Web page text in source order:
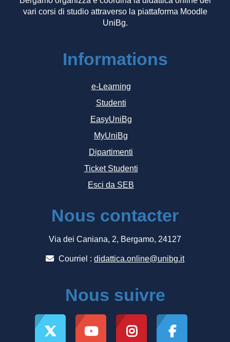
vari corsi di studio attraverso la piattaforma Moodle
UniBg.
Informations
e-Learning
Studenti
EasyUniBg
MyUniBg
Dipartimenti
Ticket Studenti
Esci da SEB
Nous contacter
Via dei Caniana, 2, Bergamo, 24127
Courriel : didattica.online@unibg.it
Nous suivre